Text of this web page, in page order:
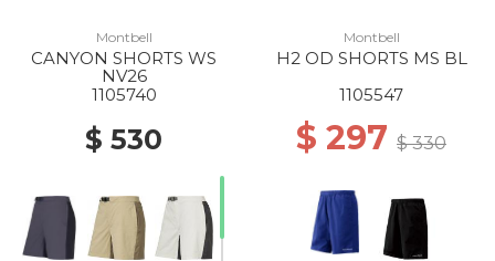
Montbell
CANYON SHORTS WS
NV26
1105740
$ 530
Montbell
H2 OD SHORTS MS BL
1105547
$ 297 $ 330